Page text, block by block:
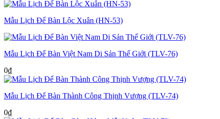
Mẫu Lịch Để Bàn Lộc Xuân (HN-53)
Mẫu Lịch Để Bàn Việt Nam Di Sản Thế Giới (TLV-76)
0₫
Mẫu Lịch Để Bàn Thành Công Thịnh Vượng (TLV-74)
0₫